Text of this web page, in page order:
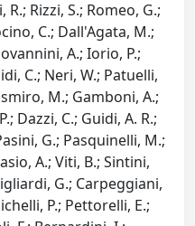
R.; Rizzi, S.; Romeo, G.;
C.; Dall'Agata, M.;
A.; Iorio, P.;
C.; Neri, W.; Patuelli,
M.; Gamboni, A.;
Dazzi, C.; Guidi, A. R.;
G.; Pasquinelli, M.;
A.; Viti, B.; Sintini,
G.; Carpeggiani,
P.; Pettorelli, E.;